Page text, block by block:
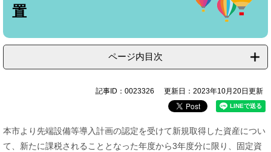
置
ページ内目次
記事ID：0023326 更新日：2023年10月20日更新
本市より先端設備等導入計画の認定を受けて新規取得した資産につい
て、新たに課税されることとなった年度から3年度分に限り、固定資